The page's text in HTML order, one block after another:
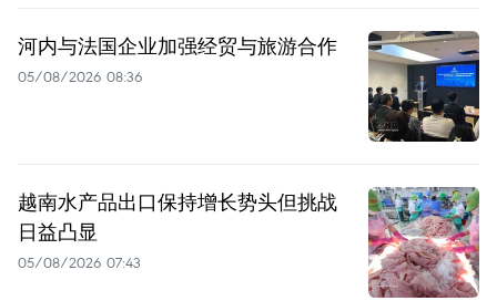
河内与法国企业加强经贸与旅游合作
05/08/2026 08:36
越南水产品出口保持增长势头但挑战
日益凸显
05/08/2026 07:43